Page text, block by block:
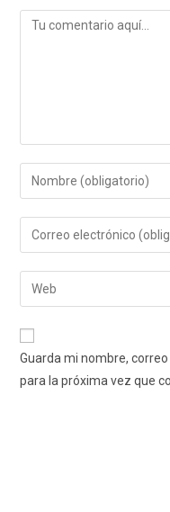
Comentario
Introduce
tu
nombre
de
usuario
para
comentar
Introduce
tu
dirección
de
electrónico
para
comentar
Introduce
la
URL
Guarda mi nombre,
para la próxima vez que